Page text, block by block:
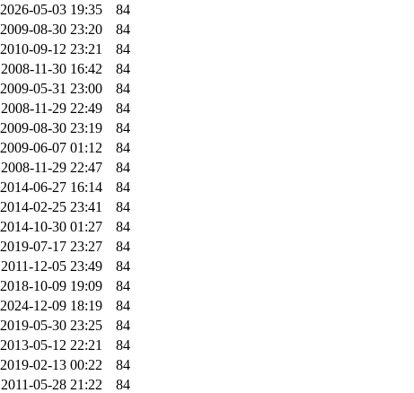
2026-05-03 19:35
84
2009-08-30 23:20
84
2010-09-12 23:21
84
2008-11-30 16:42
84
2009-05-31 23:00
84
2008-11-29 22:49
84
2009-08-30 23:19
84
2009-06-07 01:12
84
2008-11-29 22:47
84
2014-06-27 16:14
84
2014-02-25 23:41
84
2014-10-30 01:27
84
2019-07-17 23:27
84
2011-12-05 23:49
84
2018-10-09 19:09
84
2024-12-09 18:19
84
2019-05-30 23:25
84
2013-05-12 22:21
84
2019-02-13 00:22
84
2011-05-28 21:22
84